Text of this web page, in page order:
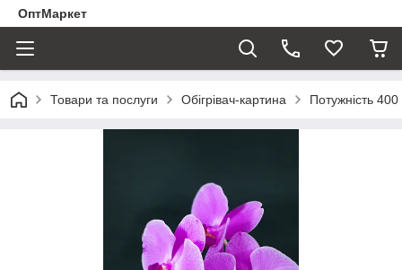
ОптМаркет
Товари та послуги Обігрівач-картина Потужність 400